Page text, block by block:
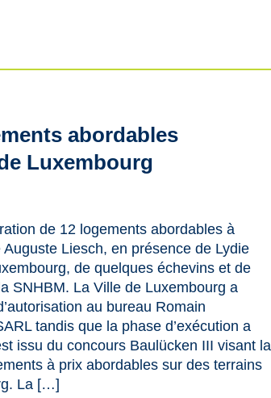
abordables
Luxembourg
de 12 logements abordables à
Liesch, en présence de Lydie
de quelques échevins et de
SNHBM. La Ville de Luxembourg a
au bureau Romain
tandis que la phase d’exécution a
issu du concours Baulücken III visant la
à prix abordables sur des terrains
La […]